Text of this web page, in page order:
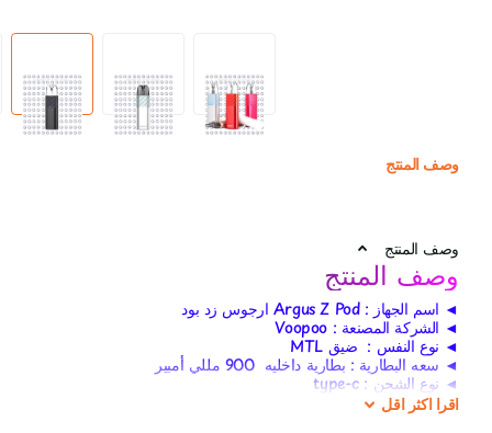
وصف المنتج
وصف المنتج
وصف المنتج
◄ اسم الجهاز : Argus Z Pod ارجوس زد بود
◄ الشركة المصنعة :Voopoo
◄ نوع النفس : ضيق MTL
◄ سعه البطارية : بطارية داخليه 900 مللي أمبير
◄ نوع الشحن : type-c
◄ سعة الخزان : 2 مللي
◄ اقصي وات : 5-17 وات
اقرااكثر اقل